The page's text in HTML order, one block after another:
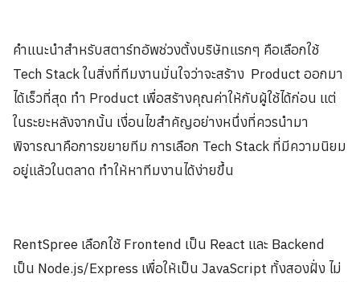
คำแนะนำสำหรับสตาร์ทอัพช่วงตั้งบริษัทแรกๆ คือเลือกใช้
Tech Stack ในสิ่งที่ทีมงานมั่นใจว่าจะสร้าง Product ออกมา
ได้เร็วที่สุด ทำ Product เพื่อสร้างคุณค่าให้กับผู้ใช้ได้ก่อน แต่
ในระยะหลังจากนั้น เงื่อนไขสำคัญอย่างหนึ่งที่ควรนำมา
พิจารณาคือการขยายทีม การเลือก Tech Stack ที่มีความนิยม
อยู่แล้วในตลาด ทำให้หาทีมงานได้ง่ายขึ้น
RentSpree เลือกใช้ Frontend เป็น React และ Backend
เป็น Node.js/Express เพื่อให้เป็น JavaScript ทั้งสองฝั่ง ไม่